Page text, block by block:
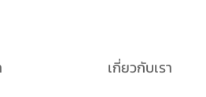
เกี่ยวกับเรา